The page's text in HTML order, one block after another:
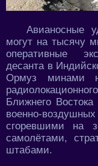
Авианосные
могут на тысячу
оперативные
десанта в
Ормуз минами
Ближнего
военно-
сгоревшими на
самолётами,
штабами.